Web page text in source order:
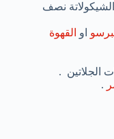
الشيكولاتة نصف
او القهوة
.